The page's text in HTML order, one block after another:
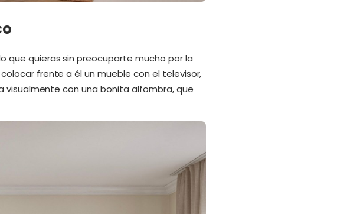
que quieras sin preocuparte mucho por la
frente a él un mueble con el televisor,
visualmente con una bonita alfombra, que